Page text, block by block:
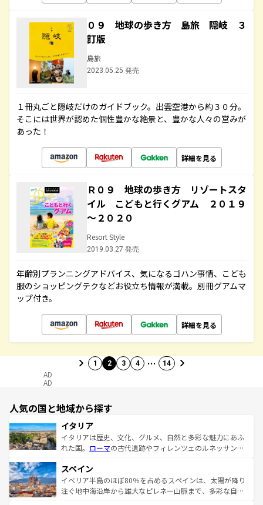
０９ 地球の歩き方 島旅 隠岐 ３
訂版
島旅
2023.05.25 発売
１冊丸ごと隠岐だけのガイドブック。出雲空港から約３０分。
そこには世界が認めた個性豊かな絶景と、豊かな人々の営みが
あった！
詳細を見る
Ｒ０９ 地球の歩き方 リゾートスタ
イル こどもと行くグアム ２０１９
～２０２０
Resort Style
2019.03.27 発売
年齢別プランニングアドバイス、気になるゴハン事情、こども
服のショッピングテクなどお役立ち情報が満載。別冊グアムマ
ップ付き。
詳細を見る
1 2 3 4 … 14
AD
AD
人気の国と地域から探す
イタリア
イタリアは歴史、文化、グルメ、自然と多彩な魅力にあふ
れた国。 ローマの古代遺跡やフィレンツェのルネッサンス
ろん、トスカーナの美しい田園風景やアマルフィ海岸の絶
景など、自然景観も見逃せない。観光の合間には、本場の
ピザやパスタなど、絶品のイタリア料理を堪能することも
スペイン
イベリア半島のほぼ80％を占めるスペインは、太陽が降り
注ぐ地中海沿岸から雄大なピレネー山脈まで、多彩な自然